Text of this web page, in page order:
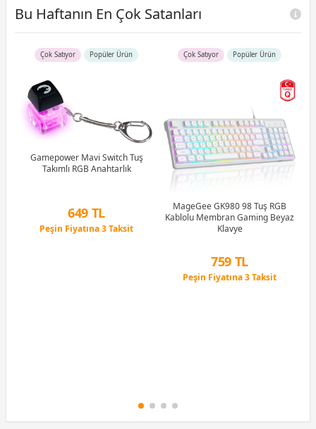
Bu Haftanın En Çok Satanları
Çok Satıyor Popüler Ürün
Gamepower Mavi Switch Tuş
Takımlı RGB Anahtarlık
649 TL
Peşin Fiyatına 3 Taksit
Çok Satıyor Popüler Ürün
MageGee GK980 98 Tuş RGB
Kablolu Membran Gaming Beyaz
Klavye
759 TL
Peşin Fiyatına 3 Taksit